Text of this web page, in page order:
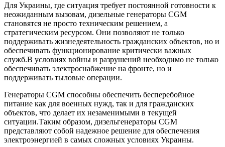
Для Украины, где ситуация требует постоянной готовности к
неожиданным вызовам, дизельные генераторы CGM
становятся не просто техническим решением, а
стратегическим ресурсом. Они позволяют не только
поддерживать жизнедеятельность гражданских объектов, но и
обеспечивать функционирование критически важных
служб.В условиях войны и разрушений необходимо не только
обеспечивать электроснабжение на фронте, но и
поддерживать тыловые операции.
Генераторы CGM способны обеспечить бесперебойное
питание как для военных нужд, так и для гражданских
объектов, что делает их незаменимыми в текущей
ситуации.Таким образом, дизельгенераторы CGM
представляют собой надежное решение для обеспечения
электроэнергией в самых сложных условиях Украины.